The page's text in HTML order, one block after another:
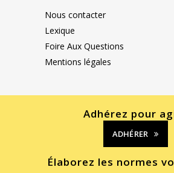
Nous contacter
Lexique
Foire Aux Questions
Mentions légales
Adhérez pour
ADHÉRER
Élaborez les normes